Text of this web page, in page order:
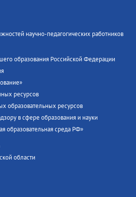
научно-педагогических работников
образования Российской Федерации
ресурсов
образовательных ресурсов
в сфере образования и науки
образовательная среда РФ»
области